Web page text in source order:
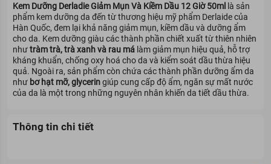
Kem Dưỡng Derladie Giảm Mụn Và Kiềm Dầu 12 Giờ 50ml là sản
phẩm kem dưỡng da đến từthương hiệu mỹ phẩm Derlaidecủa
Hàn Quốc, đem lại khả năng giảm mụn, kiềm dầu và dưỡng ẩm
cho da. Kem dưỡng giàu các thành phần chiết xuất từ thiên nhiên
nhưtràm trà, trà xanh và rau má làm giảm mụn hiệu quả, hỗ trợ
kháng khuẩn, chống oxy hoá cho da và kiểm soát dầu thừa hiệu
quả. Ngoài ra, sản phẩm còn chứa các thành phần dưỡng ẩm da
như bơ hạt mỡ, glyceringiúp cung cấp độ ẩm, ngăn sự mất nước
của da là một trong những nguyên nhân khiến da tiết dầu thừa.
Thông tin chi tiết